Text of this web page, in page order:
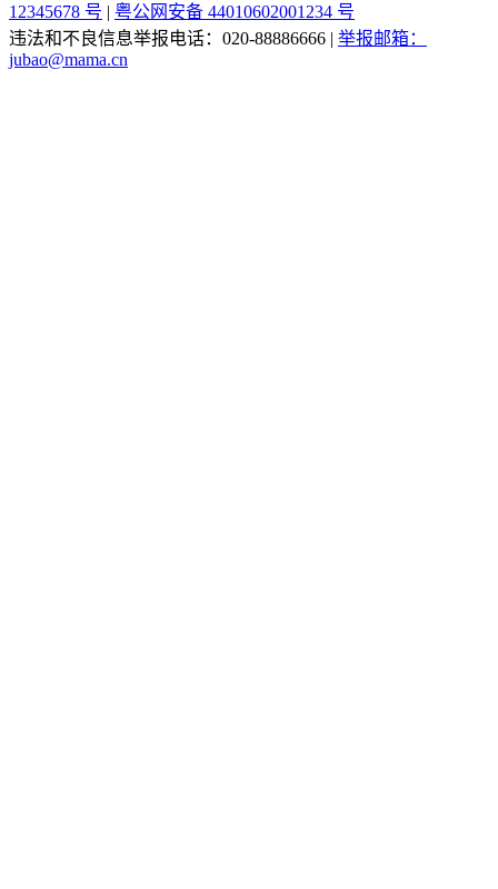
12345678 号 | 粤公网安备 44010602001234 号
违法和不良信息举报电话：020-88886666 | 举报邮箱：
jubao@mama.cn